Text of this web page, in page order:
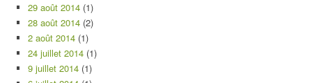
29 août 2014 (1)
28 août 2014 (2)
2 août 2014 (1)
24 juillet 2014 (1)
9 juillet 2014 (1)